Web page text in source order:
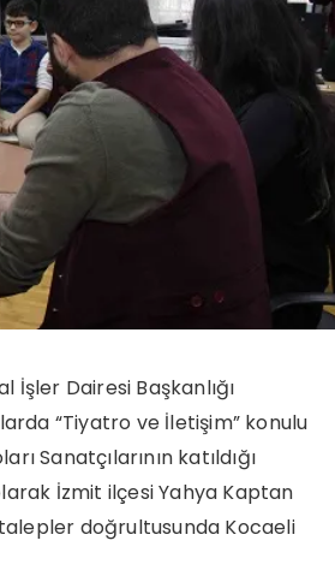
İşler Dairesi Başkanlığı
“Tiyatro ve İletişim” konulu
Sanatçılarının katıldığı
İzmit ilçesi Yahya Kaptan
doğrultusunda Kocaeli